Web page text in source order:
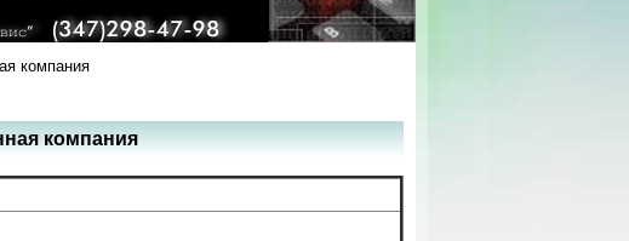
компания
компания